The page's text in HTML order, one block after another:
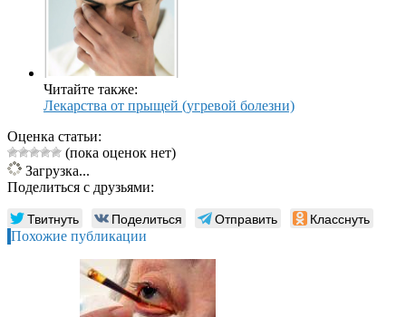
Читайте также:
Лекарства от прыщей (угревой болезни)
Оценка статьи:
(пока оценок нет)
Загрузка...
Поделиться с друзьями:
Твитнуть Поделиться Отправить Класснуть
Похожие публикации